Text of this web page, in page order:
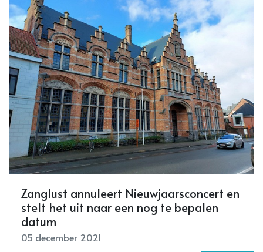
Zanglust annuleert Nieuwjaarsconcert en
stelt het uit naar een nog te bepalen
datum
05 december 2021